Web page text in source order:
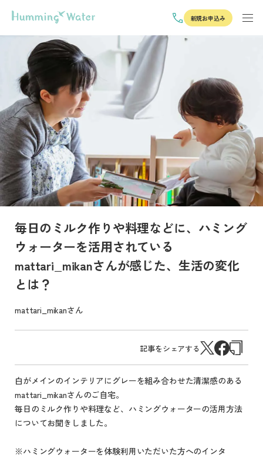
新規お申込み
毎日のミルク作りや料理などに、ハミング
ウォーターを活用されている
mattari_mikanさんが感じた、生活の変化
とは？
mattari_mikanさん
記事をシェアする
白がメインのインテリアにグレーを組み合わせた清潔感のある
mattari_mikanさんのご自宅。
毎日のミルク作りや料理など、ハミングウォーターの活用方法
についてお聞きしました。
※ハミングウォーターを体験利用いただいた方へのインタ